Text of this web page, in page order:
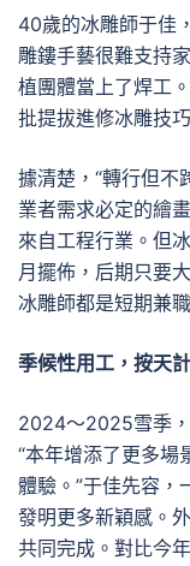
40歲的冰雕師于佳
雕鏤手藝很難支持
植團體當上了焊工
批提拔進修冰雕技
據清楚，“轉行但不
業者需求必定的繪
來自工程行業。但
月擺佈，后期只要
冰雕師都是短期兼
季候性用工，按天
2024～2025雪季
“本年增添了更多
體驗。”于佳先容，
發明更多新穎感。
共同完成。對比今